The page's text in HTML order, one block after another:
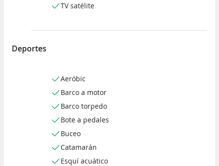
TV satélite
Deportes
Aeróbic
Barco a motor
Barco torpedo
Bote a pedales
Buceo
Catamarán
Esquí acuático